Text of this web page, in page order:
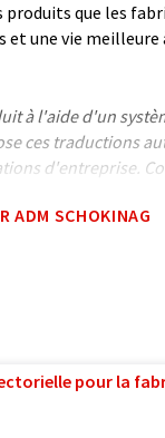
que les
une vie meilleure
à l'aide d'un
ces traductions
d'entreprise.
L'article original
ADM SCHOKINAG
pour la